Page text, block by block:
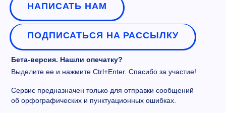
НАПИСАТЬ НАМ
ПОДПИСАТЬСЯ НА РАССЫЛКУ
Бета-версия. Нашли опечатку?
Выделите ее и нажмите Ctrl+Enter. Спасибо за участие!
Сервис предназначен только для отправки сообщений
об орфографических и пунктуационных ошибках.